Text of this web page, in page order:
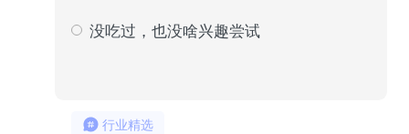
没吃过，也没啥兴趣尝试
行业精选